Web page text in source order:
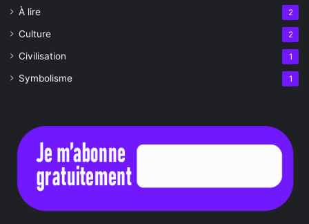
À lire 2
Culture 2
Civilisation 1
Symbolisme 1